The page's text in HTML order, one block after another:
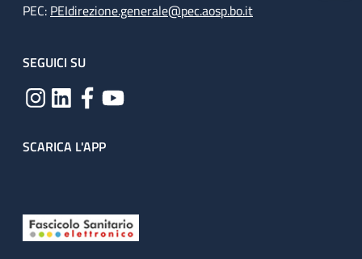
PEC: PEIdirezione.generale@pec.aosp.bo.it
SEGUICI SU
SCARICA L'APP